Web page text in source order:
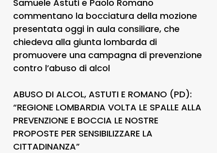
Samuele Astuti e Paolo Romano
commentano la bocciatura della mozione
presentata oggi in aula consiliare, che
chiedeva alla giunta lombarda di
promuovere una campagna di prevenzione
contro l’abuso di alcol
ABUSO DI ALCOL, ASTUTI E ROMANO (PD):
“REGIONE LOMBARDIA VOLTA LE SPALLE ALLA
PREVENZIONE E BOCCIA LE NOSTRE
PROPOSTE PER SENSIBILIZZARE LA
CITTADINANZA”